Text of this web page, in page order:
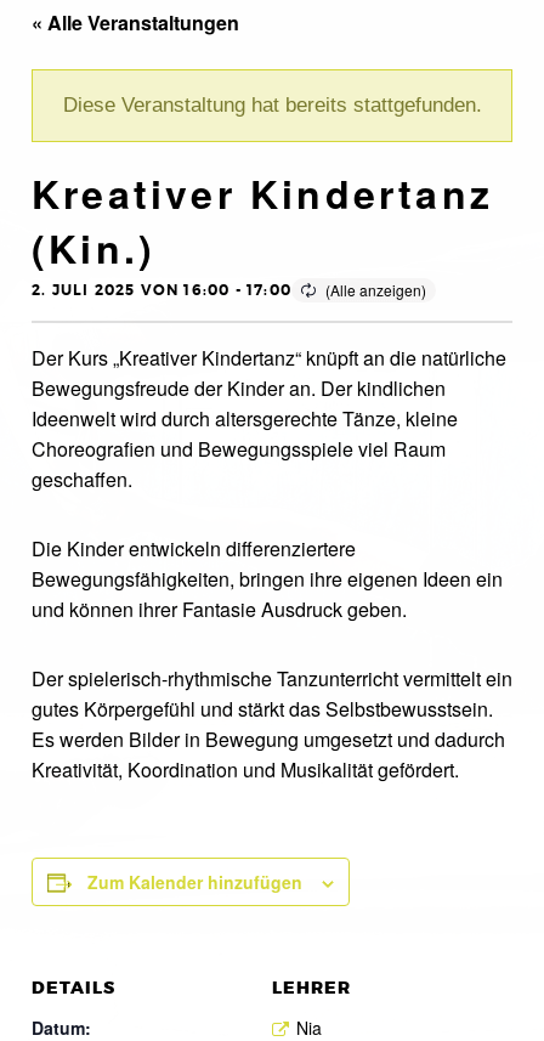
« Alle Veranstaltungen
Diese Veranstaltung hat bereits stattgefunden.
Kreativer Kindertanz
(Kin.)
2. JULI 2025 VON 16:00 -17:00
Der Kurs „Kreativer Kindertanz“ knüpft an die natürliche
Bewegungsfreude der Kinder an. Der kindlichen
Ideenwelt wird durch altersgerechte Tänze, kleine
Choreografien und Bewegungsspiele viel Raum
geschaffen.
Die Kinder entwickeln differenziertere
Bewegungsfähigkeiten, bringen ihre eigenen Ideen ein
und können ihrer Fantasie Ausdruck geben.
Der spielerisch-rhythmische Tanzunterricht vermittelt ein
gutes Körpergefühl und stärkt das Selbstbewusstsein.
Es werden Bilder in Bewegung umgesetzt und dadurch
Kreativität, Koordination und Musikalität gefördert.
Zum Kalender hinzufügen
DETAILS
Datum:
LEHRER
Nia